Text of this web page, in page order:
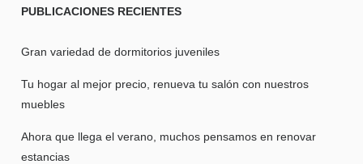
PUBLICACIONES RECIENTES
Gran variedad de dormitorios juveniles
Tu hogar al mejor precio, renueva tu salón con nuestros
muebles
Ahora que llega el verano, muchos pensamos en renovar
estancias